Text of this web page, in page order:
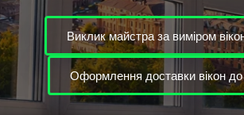
Виклик майстра за виміром
Оформлення доставки вікон до